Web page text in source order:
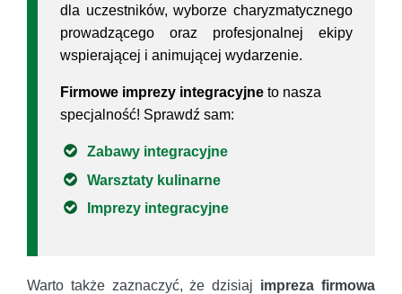
dla uczestników, wyborze charyzmatycznego
prowadzącego oraz profesjonalnej ekipy
wspierającej i animującej wydarzenie.
Firmowe imprezy integracyjne to nasza
specjalność! Sprawdź sam:
Zabawy integracyjne
Warsztaty kulinarne
Imprezy integracyjne
Warto także zaznaczyć, że dzisiaj impreza firmowa